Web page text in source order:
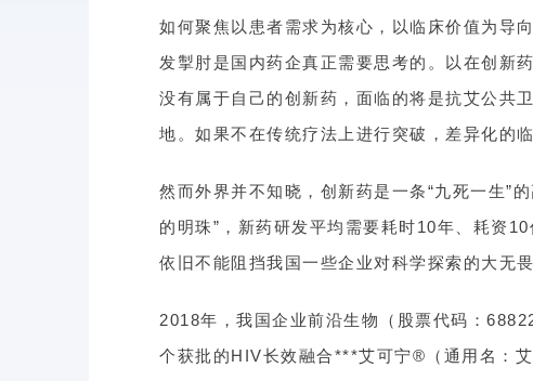
如何聚焦以患者需求为核心，以临床价值为导
发掣肘是国内药企真正需要思考的。以在创新
没有属于自己的创新药，面临的将是抗艾公共
地。如果不在传统疗法上进行突破，差异化的
然而外界并不知晓，创新药是一条“九死一生”
的明珠”，新药研发平均需要耗时10年、耗资
依旧不能阻挡我国一些企业对科学探索的大无畏
2018年，我国企业前沿生物（股票代码：
个获批的HIV长效融合***艾可宁®（通用名：